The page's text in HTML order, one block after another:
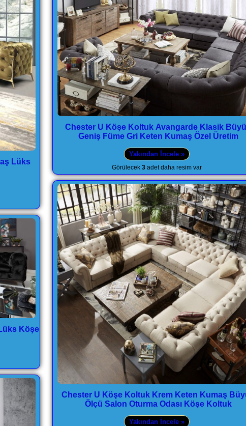
Lüks
Köşe
Chester U Köşe Koltuk Avangarde Klasik
Geniş Füme Gri Keten Kumaş Özel Üretim
Yakından İncele »
Görülecek3 adet daha resim var
Chester U Köşe Koltuk Krem Keten Kumaş
Ölçü Salon Oturma Odası Köşe Koltuk
Yakından İncele »